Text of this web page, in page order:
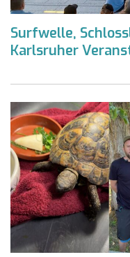
Surfwelle,
Karlsruher